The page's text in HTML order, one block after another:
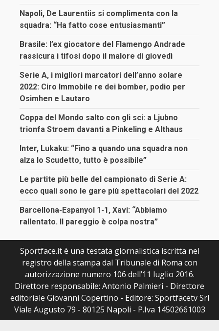
Napoli, De Laurentiis si complimenta con la
squadra: “Ha fatto cose entusiasmanti”
Brasile: l’ex giocatore del Flamengo Andrade
rassicura i tifosi dopo il malore di giovedì
Serie A, i migliori marcatori dell’anno solare
2022: Ciro Immobile re dei bomber, podio per
Osimhen e Lautaro
Coppa del Mondo salto con gli sci: a Ljubno
trionfa Stroem davanti a Pinkeling e Althaus
Inter, Lukaku: “Fino a quando una squadra non
alza lo Scudetto, tutto è possibile”
Le partite più belle del campionato di Serie A:
ecco quali sono le gare più spettacolari del 2022
Barcellona-Espanyol 1-1, Xavi: “Abbiamo
rallentato. Il pareggio è colpa nostra”
Sportface.it è una testata giornalistica iscritta nel
registro della stampa dal Tribunale di Roma con
autorizzazione numero 106 dell’11 luglio 2016.
Direttore responsabile: Antonio Palmieri - Direttore
editoriale Giovanni Copertino - Editore: Sportfacetv Srl
Viale Augusto 79 - 80125 Napoli - P.Iva 14502661003